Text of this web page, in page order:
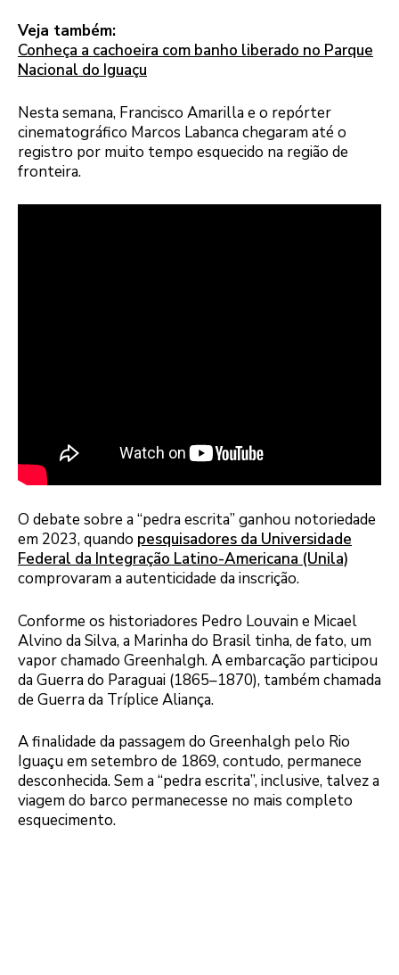
Veja também:
Conheça a cachoeira com banho liberado no Parque
Nacional do Iguaçu
Nesta semana, Francisco Amarilla e o repórter
cinematográfico Marcos Labanca chegaram até o
registro por muito tempo esquecido na região de
fronteira.
O debate sobre a “pedra escrita” ganhou notoriedade
em 2023, quando pesquisadores da Universidade
Federal da Integração Latino-Americana (Unila)
comprovaram a autenticidade da inscrição.
Conforme os historiadores Pedro Louvain e Micael
Alvino da Silva, a Marinha do Brasil tinha, de fato, um
vapor chamado Greenhalgh. A embarcação participou
da Guerra do Paraguai (1865–1870), também chamada
de Guerra da Tríplice Aliança.
A finalidade da passagem do Greenhalgh pelo Rio
Iguaçu em setembro de 1869, contudo, permanece
desconhecida. Sem a “pedra escrita”, inclusive, talvez a
viagem do barco permanecesse no mais completo
esquecimento.